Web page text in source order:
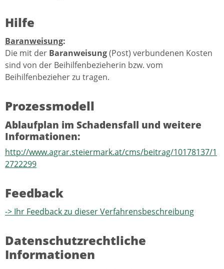
Hilfe
Baranweisung:
Die mit der Baranweisung(Post) verbundenen Kosten
sind von der Beihilfenbezieherin bzw. vom
Beihilfenbezieher zu tragen.
Prozessmodell
Ablaufplan im Schadensfall und weitere
Informationen:
http://www.agrar.steiermark.at/cms/beitrag/10178137/1
2722299
Feedback
-> Ihr Feedback zu dieser Verfahrensbeschreibung
Datenschutzrechtliche
Informationen